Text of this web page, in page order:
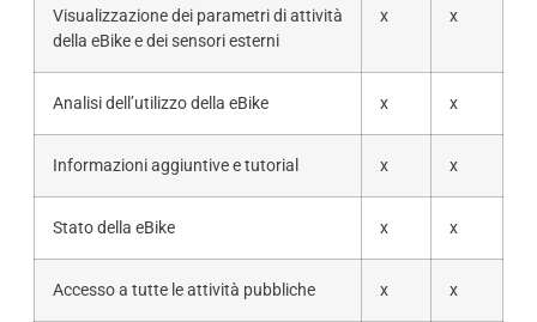
Visualizzazione dei parametri di attività
della eBike e dei sensori esterni
x x
Analisi dell’utilizzo della eBike x x
Informazioni aggiuntive e tutorial x x
Stato della eBike x x
Accesso a tutte le attività pubbliche x x